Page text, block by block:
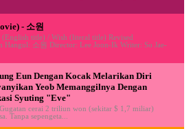
- 소원
title) / Wish (literal title) Revised
Hangul: 소원 Director: Lee Joon-Ik Writer: So Jae-
Eun Dengan Kocak Melarikan Diri
Yeob Memanggilnya Dengan
Syuting "Eve"
cerai 2 triliun won (sekitar $ 1,7 miliar)
Tanpa sepengeta...